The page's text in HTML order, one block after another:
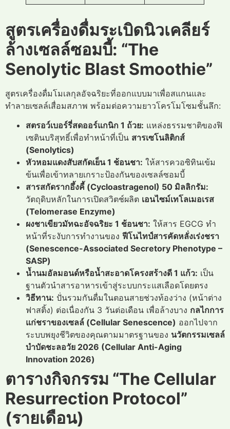
สูตรเครื่องดื่มระเบิดนิวเคลียร์
ล้างเซลล์ซอมบี้: “The
Senolytic Blast Smoothie”
สูตรเครื่องดื่มโมเลกุลอัจฉริยะที่ออกแบบมาเพื่อสแกนและ
ทำลายเซลล์เสื่อมสภาพ พร้อมต่อความยาวโครโมโซมชั้นลึก:
สตรอว์เบอร์รี่สดออร์แกนิก 1 ถ้วย: แหล่งธรรมชาติของฟิ
เซตินบริสุทธิ์เพื่อทำหน้าที่เป็น สารเซโนลิติกส์
(Senolytics)
หัวหอมแดงสับสกัดเย็น 1 ช้อนชา: ให้สารควอซิทินเข้ม
ข้นเพื่อเข้าทลายเกราะป้องกันของเซลล์ซอมบี้
สารสกัดรากอึ้งคี้ (Cycloastragenol) 50 มิลลิกรัม:
วัตถุดิบหลักในการเปิดสวิตช์ผลิต เอนไซม์เทโลเมอเรส
(Telomerase Enzyme)
ผงชาเขียวมัทฉะอัจฉริยะ 1 ช้อนชา: ให้สาร EGCG ทำ
หน้าที่ระงับการทำงานของ ฟีโนไทป์สารคัดหลั่งเร่งชรา
(Senescence-Associated Secretory Phenotype –
SASP)
น้ำนมอัลมอนด์หรือน้ำสะอาดโครงสร้างดี 1 แก้ว: เป็น
ฐานตัวนำสารอาหารเข้าสู่ระบบกระแสเลือดโดยตรง
วิธีทาน: ปั่นรวมกันดื่มในตอนสายช่วงท้องว่าง (หน้าต่าง
ฟาสติ้ง) ต่อเนื่องกัน 3 วันต่อเดือน เพื่อล้างบาง กลไกการ
แก่ชราของเซลล์ (Cellular Senescence) ออกไปจาก
ระบบพยุงชีวิตของคุณตามมาตรฐานของ นวัตกรรมเซลล์
บำบัดชะลอวัย 2026 (Cellular Anti-Aging
Innovation 2026)
ตารางกิจกรรม “The Cellular
Resurrection Protocol”
(รายเดือน)